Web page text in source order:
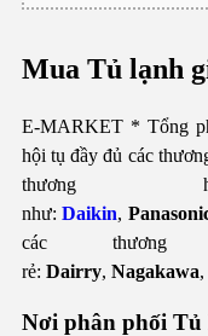
Mua Tủ lạnh
E-MARKET * Tổng
hội tụ đầy đủ các
thương
như:Daikin,
các
rẻ: Dairry, Nagakawa,
Nơi phân phối